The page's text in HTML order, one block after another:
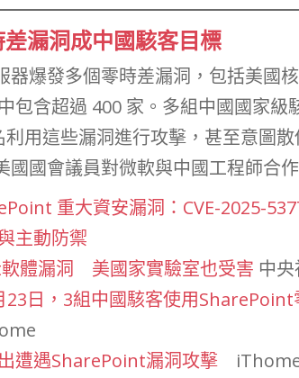
漏洞成中國駭客目標
爆發多個零時差漏洞，包括美國
包含超過 400 家。多組中國國家級
用這些漏洞進行攻擊，甚至意圖
國會議員對微軟與中國工程師合作
重大資安漏洞：CVE-2025-
主動防禦
體漏洞 美國家實驗室也受害 中央
23日，3組中國駭客使用
遭遇SharePoint漏洞攻擊